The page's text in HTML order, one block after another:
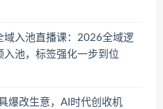
域入池直播课：2026全域逻
入池，标签强化一步到位
爆改生意，AI时代创收机